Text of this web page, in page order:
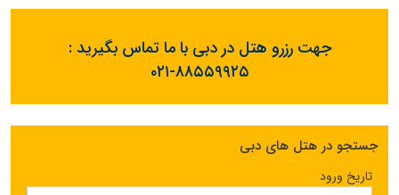
جهت رزرو هتل در دبی با ما تماس بگیرید :
۰۲۱-۸۸۵۵۹۹۲۵
جستجو در هتل های دبی
تاریخ ورود